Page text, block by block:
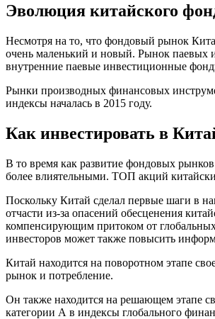
Эволюция китайского
Несмотря на то, что фондовый рынок
очень маленький и новый. Рынок паевых
внутренние паевые инвестиционные
Рынки производных финансовых
индексы началась в 2015 году.
Как инвестировать в
В то время как развитие фондовых
более влиятельными. ТОП акций
Поскольку Китай сделал первые шаги в
отчасти из-за опасений обесценения
компенсирующим притоком от
инвесторов может также повысить
Китай находится на поворотном этапе
рынок и потребление.
Он также находится на решающем этапе
категории А в индексы глобального